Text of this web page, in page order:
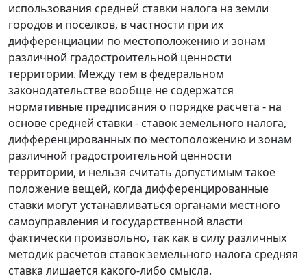
использования средней ставки налога на земли
городов и поселков, в частности при их
дифференциации по местоположению и зонам
различной градостроительной ценности
территории. Между тем в федеральном
законодательстве вообще не содержатся
нормативные предписания о порядке расчета - на
основе средней ставки - ставок земельного налога,
дифференцированных по местоположению и зонам
различной градостроительной ценности
территории, и нельзя считать допустимым такое
положение вещей, когда дифференцированные
ставки могут устанавливаться органами местного
самоуправления и государственной власти
фактически произвольно, так как в силу различных
методик расчетов ставок земельного налога средняя
ставка лишается какого-либо смысла.